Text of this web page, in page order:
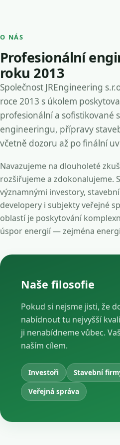
O NÁS
Profesionální
roku 2013
Společnost JREngineering
roce 2013 s úkolem
profesionální a sofistikované
engineeringu, přípravy
včetně dozoru až po finální
Navazujeme na dlouholeté
rozšiřujeme a zdokonalujeme.
významnými investory,
developery i subjekty veřejné
oblastí je poskytování
úspor energií — zejména
Naše filosofie
Pokud si nejsme jisti, že
nabídnout tu nejvyšší
ji nenabídneme vůbec.
naším cílem.
Investoři Stavební
Veřejná správa